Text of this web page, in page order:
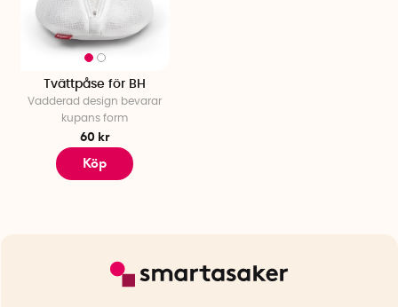
Tvättpåse för BH
Vadderad design bevarar
kupans form
60 kr
Köp